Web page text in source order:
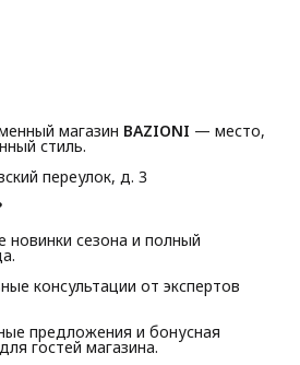
магазин BAZIONI — место,
стиль.
переулок, д. 3
новинки сезона и полный
консультации от экспертов
предложения и бонусная
гостей магазина.